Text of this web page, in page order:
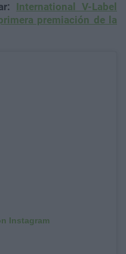
International V-Label
premiación de la
Instagram